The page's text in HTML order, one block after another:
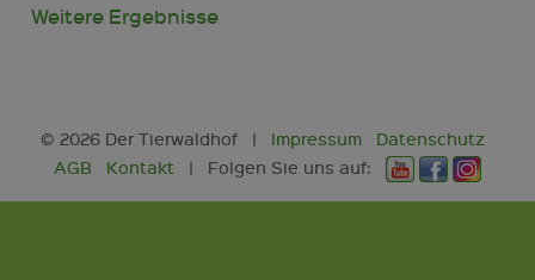
Weitere Ergebnisse
© 2026 Der Tierwaldhof | Impressum
Datenschutz
AGB
Kontakt | Folgen Sie uns auf:
Y
o
F
a
n